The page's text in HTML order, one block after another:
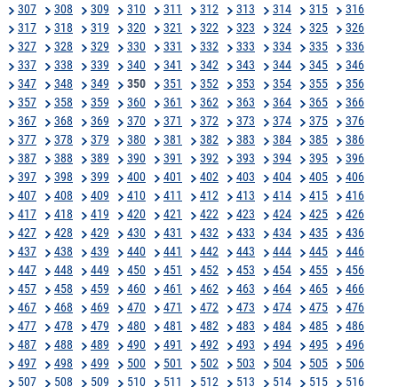
307
308 309 310 311 312 313 314 315
316
317
318 319 320 321 322 323 324 325
326
327
328 329 330 331 332 333 334 335
336
337
338 339 340 341 342 343 344 345
346
347
348 349 350 351 352 353 354 355
356
357
358 359 360 361 362 363 364 365
366
367
368 369 370 371 372 373 374 375
376
377
378 379 380 381 382 383 384 385
386
387
388 389 390 391 392 393 394 395
396
397
398 399 400 401 402 403 404 405
406
407
408 409 410 411 412 413 414 415
416
417
418 419 420 421 422 423 424 425
426
427
428 429 430 431 432 433 434 435
436
437
438 439 440 441 442 443 444 445
446
447
448 449 450 451 452 453 454 455
456
457
458 459 460 461 462 463 464 465
466
467
468 469 470 471 472 473 474 475
476
477
478 479 480 481 482 483 484 485
486
487
488 489 490 491 492 493 494 495
496
497
498 499 500 501 502 503 504 505
506
507
508 509 510 511 512 513 514 515 516